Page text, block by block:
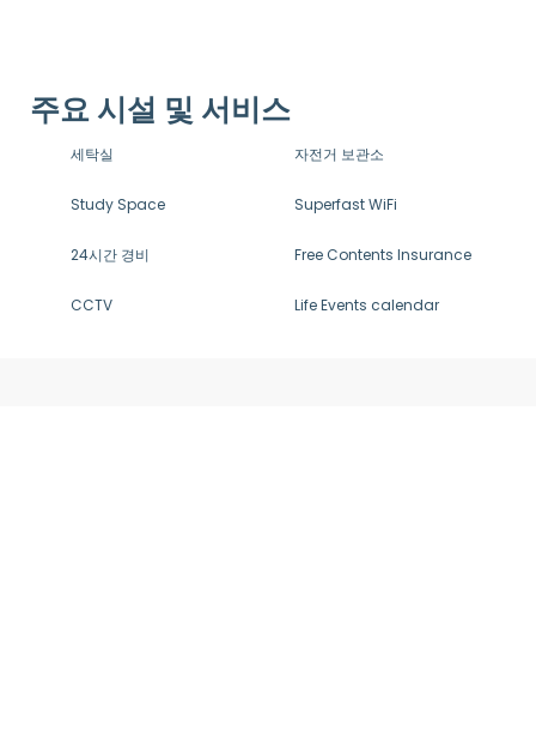
주요 시설 및 서비스
세탁실 자전거 보관소
Study Space Superfast WiFi
24시간 경비 Free Contents Insurance
CCTV Life Events calendar